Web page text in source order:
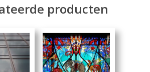
producten